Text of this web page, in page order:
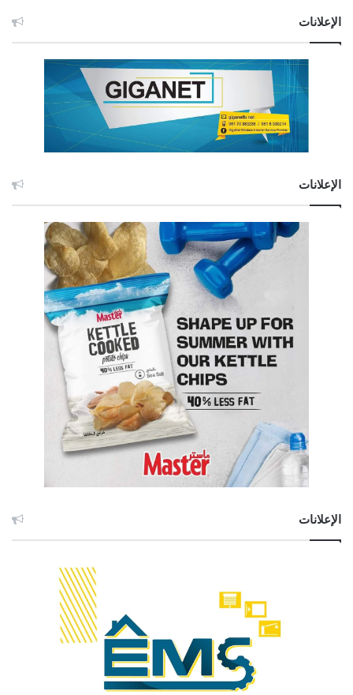
الإعلانات
الإعلانات
الإعلانات